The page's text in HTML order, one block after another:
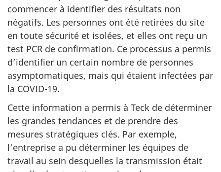
commencer à identifier des résultats non
négatifs. Les personnes ont été retirées du site
en toute sécurité et isolées, et elles ont reçu un
test PCR de confirmation. Ce processus a permis
d’identifier un certain nombre de personnes
asymptomatiques, mais qui étaient infectées par
la COVID-19.
Cette information a permis à Teck de déterminer
les grandes tendances et de prendre des
mesures stratégiques clés. Par exemple,
l’entreprise a pu déterminer les équipes de
travail au sein desquelles la transmission était